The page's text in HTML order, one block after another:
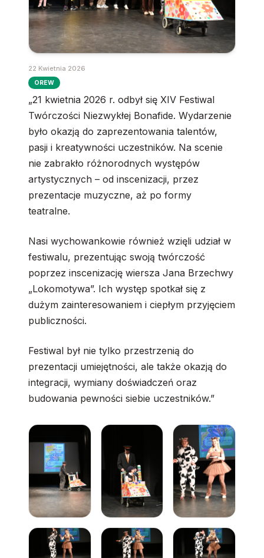
22 Kwietnia 2026
OREW
„21 kwietnia 2026 r. odbył się XIV Festiwal
Twórczości Niezwykłej Bonafide. Wydarzenie
było okazją do zaprezentowania talentów,
pasji i kreatywności uczestników. Na scenie
nie zabrakło różnorodnych występów
artystycznych – od inscenizacji, przez
prezentacje muzyczne, aż po formy
teatralne.
Nasi wychowankowie również wzięli udział w
festiwalu, prezentując swoją twórczość
poprzez inscenizację wiersza Jana Brzechwy
„Lokomotywa”. Ich występ spotkał się z
dużym zainteresowaniem i ciepłym przyjęciem
publiczności.
Festiwal był nie tylko przestrzenią do
prezentacji umiejętności, ale także okazją do
integracji, wymiany doświadczeń oraz
budowania pewności siebie uczestników.”